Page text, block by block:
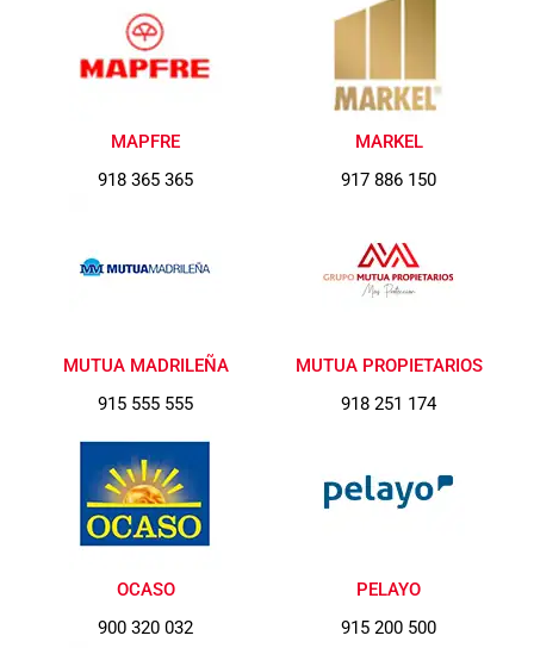
MAPFRE
918 365 365
MARKEL
917 886 150
MUTUA MADRILEÑA
915 555 555
MUTUA PROPIETARIOS
918 251 174
OCASO
900 320 032
PELAYO
915 200 500